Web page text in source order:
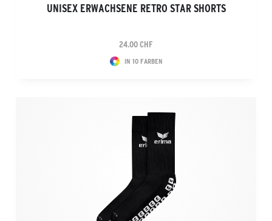
UNISEX ERWACHSENE RETRO STAR SHORTS
24.00 CHF
IN 10 FARBEN